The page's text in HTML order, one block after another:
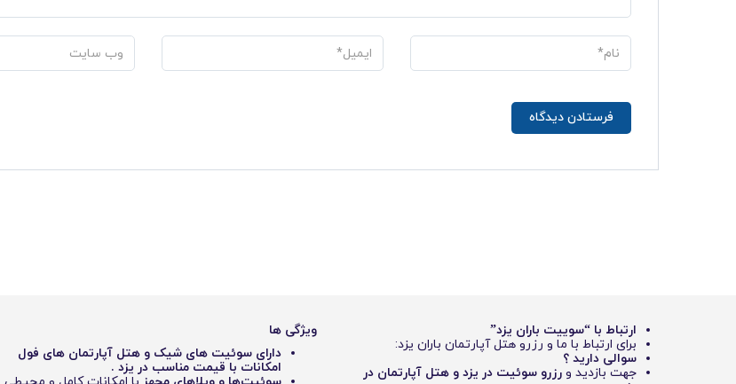
ارتباط با “سوییت باران یزد”
برای ارتباط با ما و رزرو هتل آپارتمان باران یزد:
سوالی دارید ؟
جهت بازدید و رزرو سوئیت در یزد و هتل آپارتمان در
ویژگی ها
دارای سوئیت های شیک و هتل آپارتمان های فول
امکانات با قیمت مناسب در یزد .